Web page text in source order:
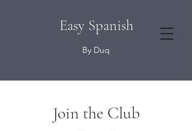
Easy Spanish
By Duq
Join the Club